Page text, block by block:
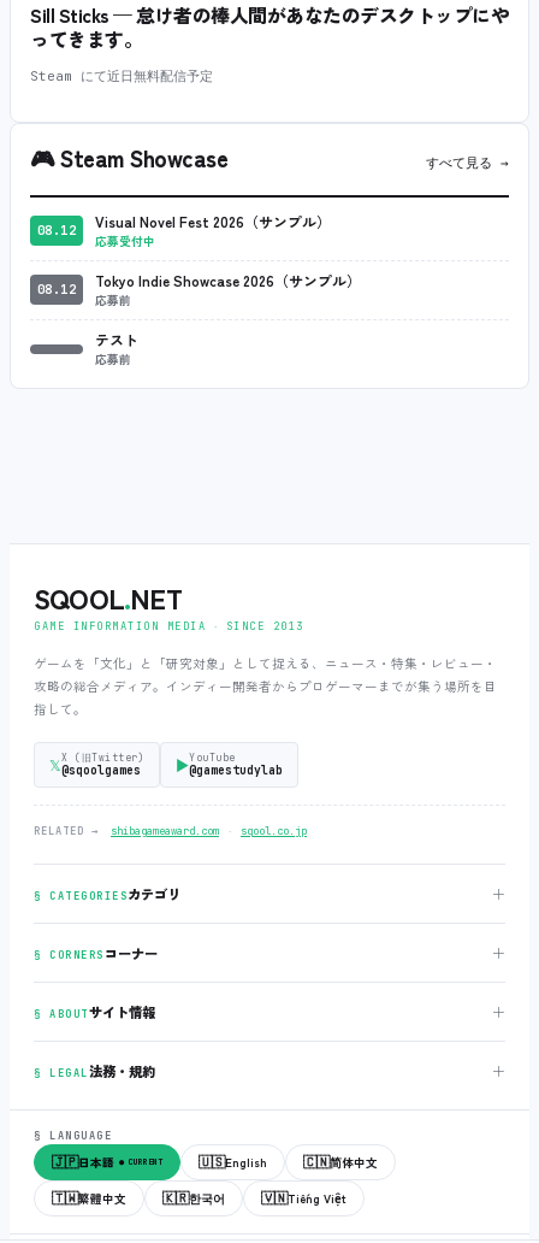
Sill Sticks — 怠け者の棒人間があなたのデスクトップにや
ってきます。
Steam にて近日無料配信予定
🎮Steam Showcase すべて見る →
08.12 Visual Novel Fest 2026（サンプル）
応募受付中
08.12 Tokyo Indie Showcase 2026（サンプル）
応募前
テスト
応募前
SQOOL.NET
GAME INFORMATION MEDIA ‧ SINCE 2013
ゲームを「文化」と「研究対象」として捉える、ニュース・特集・レビュー・
攻略の総合メディア。インディー開発者からプロゲーマーまでが集う場所を目
指して。
𝕏X (旧Twitter)
@sqoolgames ▶YouTube
@gamestudylab
RELATED → shibagameaward.com ‧ sqool.co.jp
§ CATEGORIESカテゴリ ＋
§ CORNERS コーナー ＋
§ ABOUTサイト情報 ＋
§ LEGAL法務・規約 ＋
§ LANGUAGE
🇯🇵日本語 ● CURRENT 🇺🇸English 🇨🇳简体中文
🇹🇼繁體中文 🇰🇷한국어 🇻🇳Tiếng Việt